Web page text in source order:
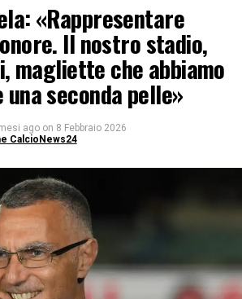
«Rappresentare
Il nostro stadio,
magliette che abbiamo
seconda pelle»
ago on 8 Febbraio 2026
CalcioNews24